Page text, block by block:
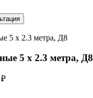
5 х 2.3 метра, Д8
₽